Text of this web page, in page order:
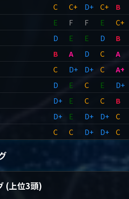
C C+ D+ C+
B
E F F E
C+
D E E D
B
B A D C
A
C D+ D+ C
A+
D E C E
D+
D+ E C C
B
D+ E D+ D+
C
C C D+ D+ C
(上位3頭)